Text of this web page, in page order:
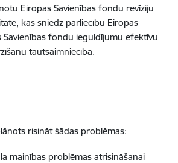
Eiropas Savienības fondu revīziju
kas sniedz pārliecību Eiropas
Savienības fondu ieguldījumu efektīvu
tautsaimniecībā.
risināt šādas problēmas:
mainības problēmas atrisināšanai